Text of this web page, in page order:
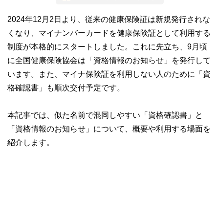
2024年12月2日より、従来の健康保険証は新規発行されな
くなり、マイナンバーカードを健康保険証として利用する
制度が本格的にスタートしました。これに先立ち、9月頃
に全国健康保険協会は「資格情報のお知らせ」を発行して
います。また、マイナ保険証を利用しない人のために「資
格確認書」も順次交付予定です。
本記事では、似た名前で混同しやすい「資格確認書」と
「資格情報のお知らせ」について、概要や利用する場面を
紹介します。